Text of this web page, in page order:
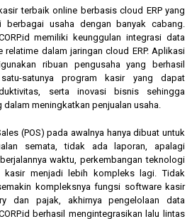
terbaik online berbasis cloud ERP yang
berbagai usaha dengan banyak cabang.
memiliki keunggulan integrasi data
dalam jaringan cloud ERP. Aplikasi
ribuan pengusaha yang berhasil
satu-satunya program kasir yang dapat
serta inovasi bisnis sehingga
meningkatkan penjualan usaha.
(POS) pada awalnya hanya dibuat untuk
semata, tidak ada laporan, apalagi
waktu, perkembangan teknologi
kasir menjadi lebih kompleks lagi. Tidak
kompleksnya fungsi software kasir
dan pajak, akhirnya pengelolaan data
berhasil mengintegrasikan lalu lintas